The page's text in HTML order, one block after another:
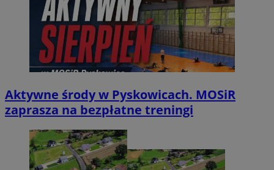
Aktywne środy w Pyskowicach. MOSiR
zaprasza na bezpłatne treningi